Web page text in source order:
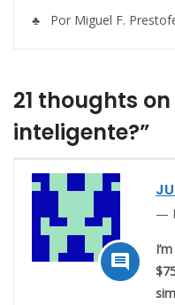
♣ Por Miguel F.
21 thoughts
inteligente?”
